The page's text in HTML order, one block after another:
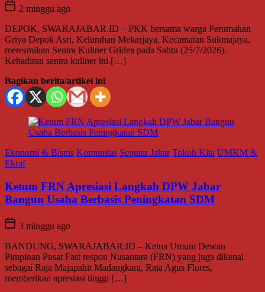
2 minggu ago
DEPOK, SWARAJABAR.ID – PKK bersama warga Perumahan
Griya Depok Asri, Kelurahan Mekarjaya, Kecamatan Sukmajaya,
meresmikan Sentra Kuliner Gridea pada Sabtu (25/7/2026).
Kehadiran sentra kuliner ini […]
Bagikan berita/artikel ini
Ekonomi & Bisnis Komunitas Seputar Jabar Tokoh Kita UMKM &
Ekraf
Ketum FRN Apresiasi Langkah DPW Jabar
Bangun Usaha Berbasis Peningkatan SDM
3 minggu ago
BANDUNG, SWARAJABAR.ID – Ketua Umum Dewan
Pimpinan Pusat Fast respon Nusantara (FRN) yang juga dikenal
sebagai Raja Majapahit Madangkara, Raja Agus Flores,
memberikan apresiasi tinggi […]